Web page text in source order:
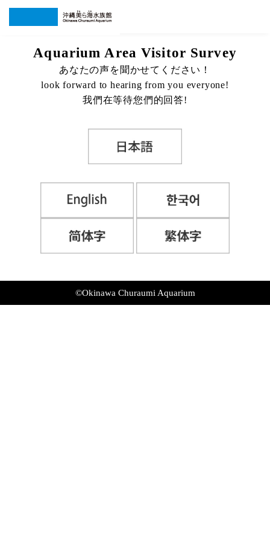
Aquarium Area Visitor Survey
あなたの声を聞かせてください！
look forward to hearing from you everyone!
我們在等待您們的回答!
©Okinawa Churaumi Aquarium